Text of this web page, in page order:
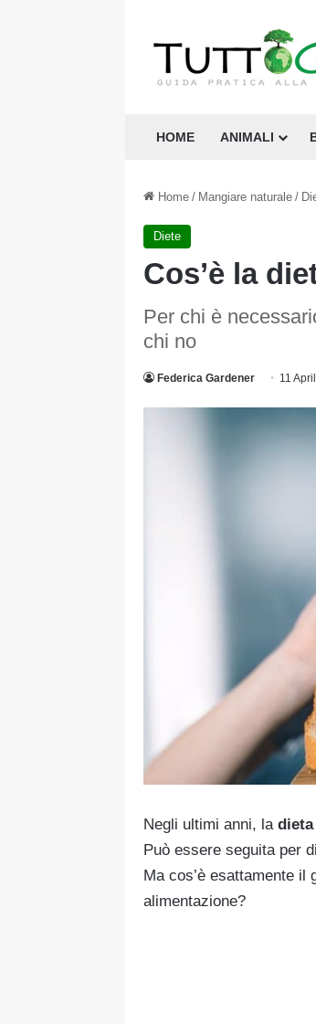
HOME ANIMALI
Home / Mangiare naturale /
Diete
Cos’è la
Per chi è
chi no
Federica Gardener 11
Negli ultimi anni, la
Può essere seguita per
Ma cos’è esattamente
alimentazione?